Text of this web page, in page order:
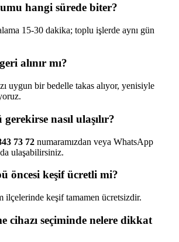
hangi sürede biter?
15-30 dakika; toplu işlerde aynı gün
alınır mı?
uygun bir bedelle takas alıyor, yenisiyle
nasıl ulaşılır?
73 72 numaramızdan veya WhatsApp
ulaşabilirsiniz.
öncesi keşif ücretli mi?
ilçelerinde keşif tamamen ücretsizdir.
cihazı seçiminde nelere dikkat